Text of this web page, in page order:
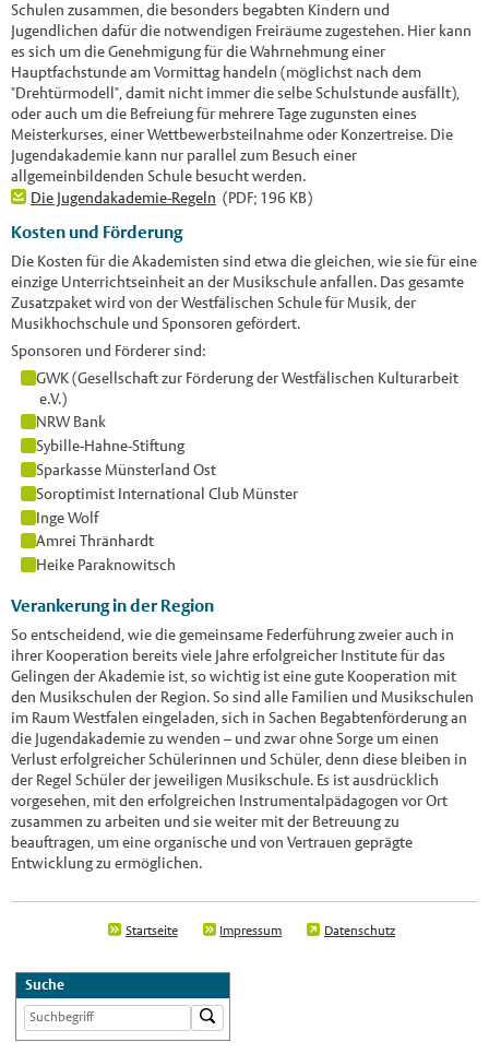
Schulen zusammen, die besonders begabten Kindern und
Jugendlichen dafür die notwendigen Freiräume zugestehen. Hier kann
es sich um die Genehmigung für die Wahrnehmung einer
Hauptfachstunde am Vormittag handeln (möglichst nach dem
"Drehtürmodell", damit nicht immer die selbe Schulstunde ausfällt),
oder auch um die Befreiung für mehrere Tage zugunsten eines
Meisterkurses, einer Wettbewerbsteilnahme oder Konzertreise. Die
Jugendakademie kann nur parallel zum Besuch einer
allgemeinbildenden Schule besucht werden.
Die Jugendakademie-Regeln (PDF; 196 KB)
Kosten und Förderung
Die Kosten für die Akademisten sind etwa die gleichen, wie sie für eine
einzige Unterrichtseinheit an der Musikschule anfallen. Das gesamte
Zusatzpaket wird von der Westfälischen Schule für Musik, der
Musikhochschule und Sponsoren gefördert.
Sponsoren und Förderer sind:
GWK (Gesellschaft zur Förderung der Westfälischen Kulturarbeit
e.V.)
NRW Bank
Sybille-Hahne-Stiftung
Sparkasse Münsterland Ost
Soroptimist International Club Münster
Inge Wolf
Amrei Thränhardt
Heike Paraknowitsch
Verankerung in der Region
So entscheidend, wie die gemeinsame Federführung zweier auch in
ihrer Kooperation bereits viele Jahre erfolgreicher Institute für das
Gelingen der Akademie ist, so wichtig ist eine gute Kooperation mit
den Musikschulen der Region. So sind alle Familien und Musikschulen
im Raum Westfalen eingeladen, sich in Sachen Begabtenförderung an
die Jugendakademie zu wenden – und zwar ohne Sorge um einen
Verlust erfolgreicher Schülerinnen und Schüler, denn diese bleiben in
der Regel Schüler der jeweiligen Musikschule. Es ist ausdrücklich
vorgesehen, mit den erfolgreichen Instrumentalpädagogen vor Ort
zusammen zu arbeiten und sie weiter mit der Betreuung zu
beauftragen, um eine organische und von Vertrauen geprägte
Entwicklung zu ermöglichen.
Startseite Impressum Datenschutz
Suche